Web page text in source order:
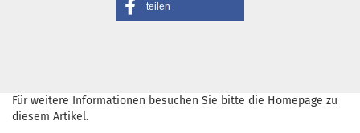
teilen
Für weitere Informationen besuchen Sie bitte die Homepage zu
diesem Artikel.